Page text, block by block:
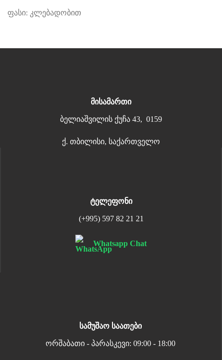
ფასი: კლებადობით
მისამართი
ბელიაშვილის ქუჩა 43, 0159
ქ. თბილისი, საქართველო
ტელეფონი
(+995) 597 82 21 21
Whatsapp Chat
სამუშაო საათები
ორშაბათი - პარასკევი: 09:00 - 18:00